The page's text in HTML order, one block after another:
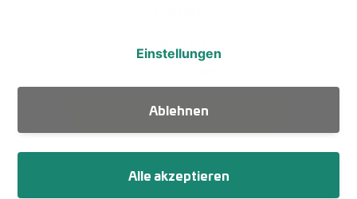
Ablehnen
Einstellungen
Alle akzeptieren